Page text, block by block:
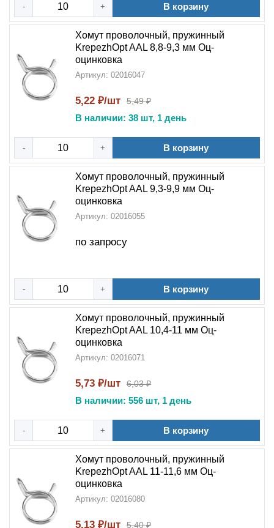
- + В корзину
Хомут проволочный, пружинный
KrepezhOpt AAL 8,8-9,3 мм Оц-
оцинковка
Артикул: 02016047
5,22 ₽/шт 5,49 ₽
В наличии: 38 шт, 1 день
- + В корзину
Хомут проволочный, пружинный
KrepezhOpt AAL 9,3-9,9 мм Оц-
оцинковка
Артикул: 02016055
по запросу
- + В корзину
Хомут проволочный, пружинный
KrepezhOpt AAL 10,4-11 мм Оц-
оцинковка
Артикул: 02016071
5,73 ₽/шт 6,03 ₽
В наличии: 556 шт, 1 день
- + В корзину
Хомут проволочный, пружинный
KrepezhOpt AAL 11-11,6 мм Оц-
оцинковка
Артикул: 02016080
5,13 ₽/шт 5,40 ₽